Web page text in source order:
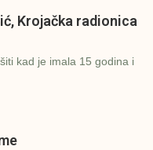
Krojačka radionica
kad je imala 15 godina i